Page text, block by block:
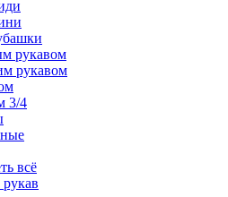
рукавом
рукавом
3/4
всё